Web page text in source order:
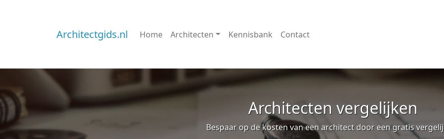
Architectgids.nl Home Architecten Kennisbank Contact
Architecten vergelijken
Bespaar op de kosten van een architect door een gratis